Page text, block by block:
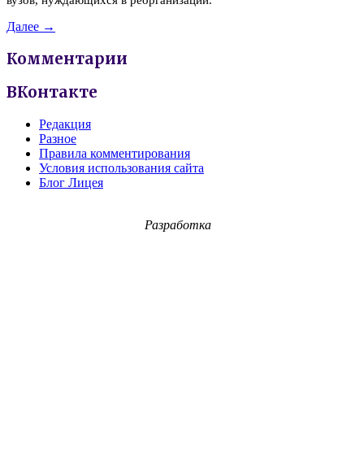
Далее →
Комментарии
ВКонтакте
Редакция
Разное
Правила комментирования
Условия использования сайта
Блог Лицея
Разработка